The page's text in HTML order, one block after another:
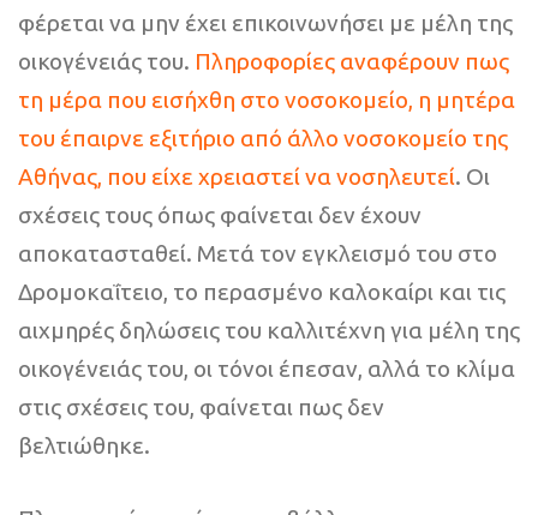
φέρεται να μην έχει επικοινωνήσει με μέλη της
οικογένειάς του. Πληροφορίες αναφέρουν πως
τη μέρα που εισήχθη στο νοσοκομείο, η μητέρα
του έπαιρνε εξιτήριο από άλλο νοσοκομείο της
Αθήνας, που είχε χρειαστεί να νοσηλευτεί. Οι
σχέσεις τους όπως φαίνεται δεν έχουν
αποκατασταθεί. Μετά τον εγκλεισμό του στο
Δρομοκαΐτειο, το περασμένο καλοκαίρι και τις
αιχμηρές δηλώσεις του καλλιτέχνη για μέλη της
οικογένειάς του, οι τόνοι έπεσαν, αλλά το κλίμα
στις σχέσεις του, φαίνεται πως δεν
βελτιώθηκε.